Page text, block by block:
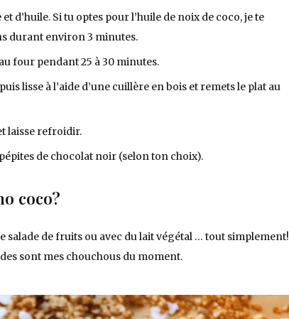
d’huile. Si tu optes pour l’huile de noix de coco, je te
durant environ 3 minutes.
four pendant 25 à 30 minutes.
lisse à l’aide d’une cuillère en bois et remets le plat au
laisse refroidir.
de chocolat noir (selon ton choix).
coco?
de fruits ou avec du lait végétal … tout simplement!
sont mes chouchous du moment.